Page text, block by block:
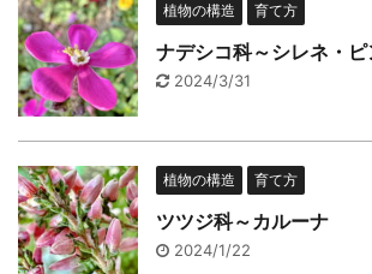
植物の構造 育て方
ナデシコ科～シレネ・
2024/3/31
植物の構造 育て方
ツツジ科～カルーナ
2024/1/22